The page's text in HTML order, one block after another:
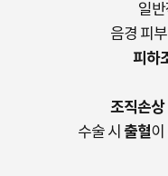
일
음경 피
피하
조직손상
수술 시 출혈이